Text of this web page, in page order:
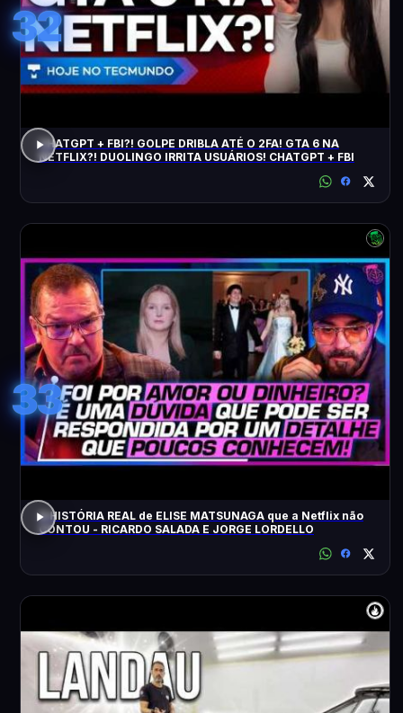
32
CHATGPT + FBI?! GOLPE DRIBLA ATÉ O 2FA! GTA 6 NA
NETFLIX?! DUOLINGO IRRITA USUÁRIOS! CHATGPT + FBI
33
A HISTÓRIA REAL de ELISE MATSUNAGA que a Netflix não
CONTOU - RICARDO SALADA E JORGE LORDELLO